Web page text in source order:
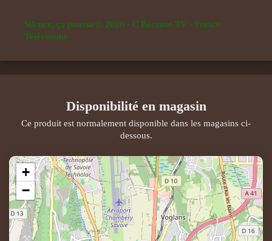
Silence, ça pousse © 2020 - C Because TV - France
Télévisions
Disponibilité en magasin
Ce produit est normalement disponible dans les magasins ci-
dessous.
+
−